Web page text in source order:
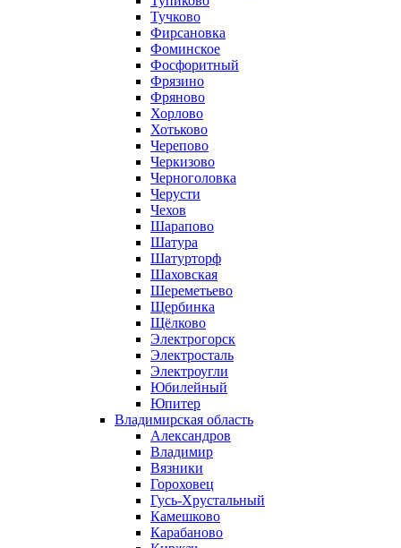
Тучково
Фирсановка
Фоминское
Фосфоритный
Фрязино
Фряново
Хорлово
Хотьково
Черепово
Черкизово
Черноголовка
Черусти
Чехов
Шарапово
Шатура
Шатурторф
Шаховская
Шереметьево
Щербинка
Щёлково
Электрогорск
Электросталь
Электроугли
Юбилейный
Юпитер
Владимирская область
Александров
Владимир
Вязники
Гороховец
Гусь-Хрустальный
Камешково
Карабаново